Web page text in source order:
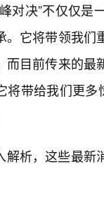
对决”不仅仅
。它将带领我
而目前传来的
将带给我们更
解析，这些最